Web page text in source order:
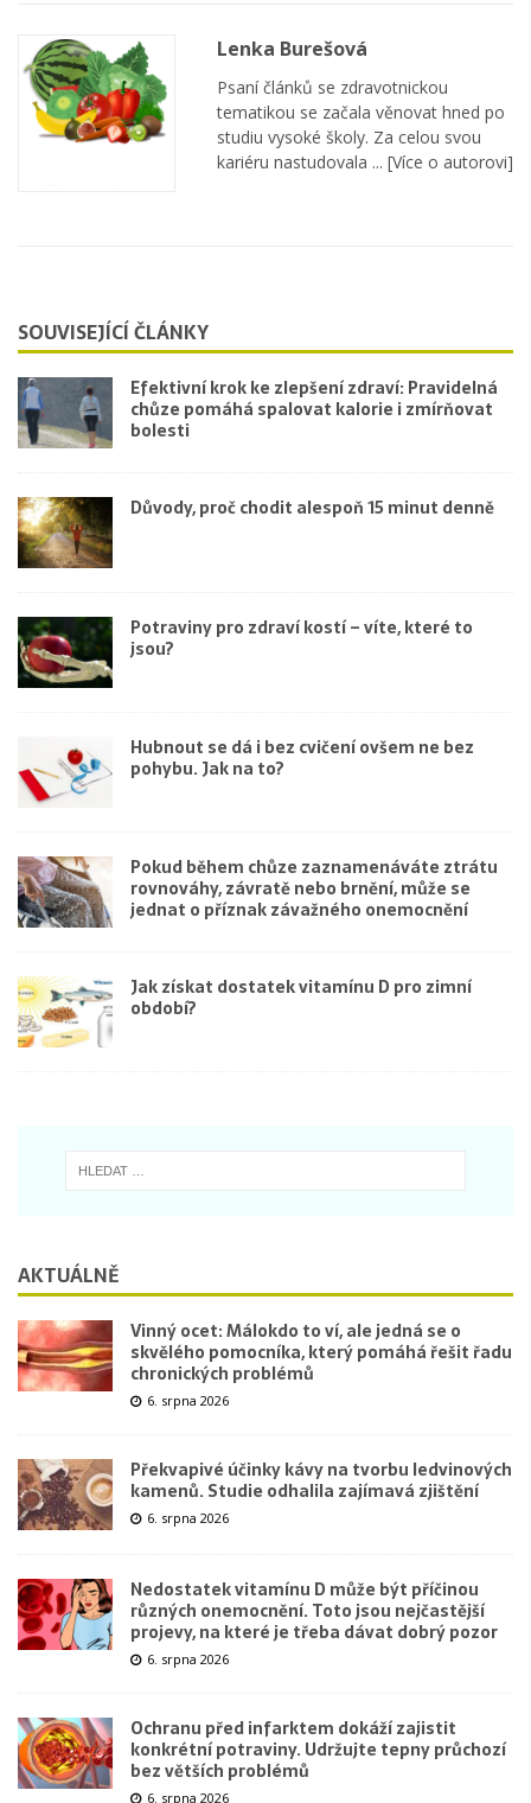
Lenka Burešová
Psaní článků se zdravotnickou
tematikou se začala věnovat hned po
studiu vysoké školy. Za celou svou
kariéru nastudovala ... [Více o autorovi]
SOUVISEJÍCÍ ČLÁNKY
Efektivní krok ke zlepšení zdraví: Pravidelná
chůze pomáhá spalovat kalorie i zmírňovat
bolesti
Důvody, proč chodit alespoň 15 minut denně
Potraviny pro zdraví kostí – víte, které to
jsou?
Hubnout se dá i bez cvičení ovšem ne bez
pohybu. Jak na to?
Pokud během chůze zaznamenáváte ztrátu
rovnováhy, závratě nebo brnění, může se
jednat o příznak závažného onemocnění
Jak získat dostatek vitamínu D pro zimní
období?
AKTUÁLNĚ
Vinný ocet: Málokdo to ví, ale jedná se o
skvělého pomocníka, který pomáhá řešit řadu
chronických problémů
6. srpna 2026
Překvapivé účinky kávy na tvorbu ledvinových
kamenů. Studie odhalila zajímavá zjištění
6. srpna 2026
Nedostatek vitamínu D může být příčinou
různých onemocnění. Toto jsou nejčastější
projevy, na které je třeba dávat dobrý pozor
6. srpna 2026
Ochranu před infarktem dokáží zajistit
konkrétní potraviny. Udržujte tepny průchozí
bez větších problémů
6. srpna 2026